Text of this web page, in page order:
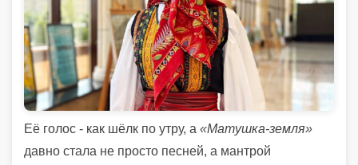
Её голос - как шёлк по утру, а «Матушка-земля»
давно стала не просто песней, а мантрой